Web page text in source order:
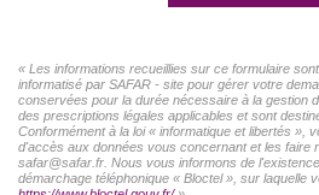
« Les informations recueillies sur ce formulaire
informatisé par SAFAR - site pour gérer votre
conservées pour la durée nécessaire à la gestion
des prescriptions légales applicables et sont
Conformément à la loi « informatique et libertés »,
d'accès aux données vous concernant et les faire
safar@safar.fr. Nous vous informons de
démarchage téléphonique « Bloctel », sur laquelle